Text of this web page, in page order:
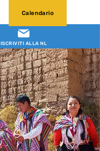
ISCRIVITI ALLA NL
Calendario